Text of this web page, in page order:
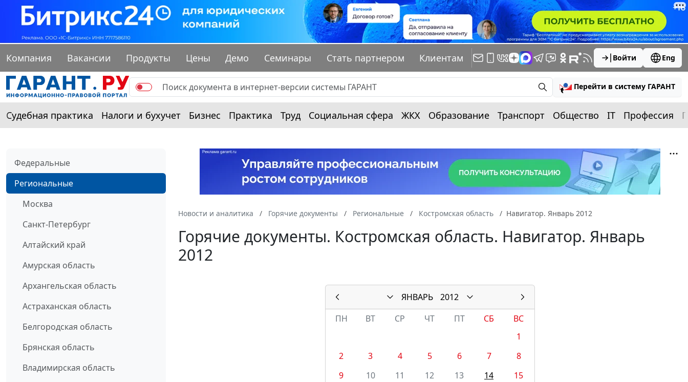
Компания Вакансии Продукты Цены Демо Семинары Стать партнером Клиентам Войти Eng
Перейти в систему ГАРАНТ
Судебная практика Налоги и бухучет Бизнес Практика Труд Социальная сфера ЖКХ Образование Транспорт Общество IT Профессия
Федеральные
Региональные
Москва
Санкт-Петербург
Алтайский край
Амурская область
Архангельская область
Астраханская область
Белгородская область
Брянская область
Владимирская область
Новости и аналитика Горячие документы Региональные Костромская область Навигатор. Январь 2012
Горячие документы. Костромская область. Навигатор. Январь
2012
ЯНВАРЬ
2012
ПН
ВТ СР ЧТ ПТ СБ
ВС
1
2
3 4 5 6 7
8
9
10 11 12 13 14
15